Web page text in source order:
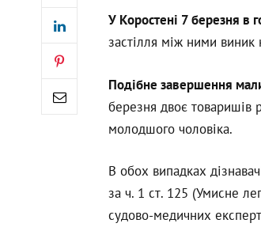
У Коростені 7 березня в
застілля між ними виник
Подібне завершення
березня двоє товаришів
молодшого чоловіка.
В обох випадках
за ч. 1 ст. 125 (Умисне
судово-медичних